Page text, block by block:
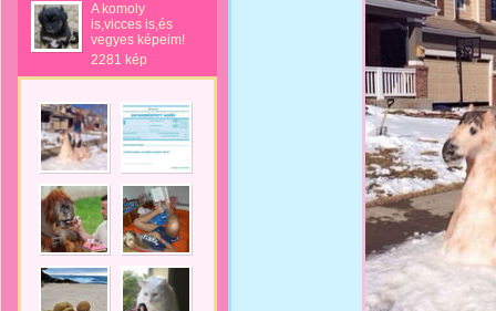
A komoly
is,vicces is,és
vegyes képeim!
2281 kép